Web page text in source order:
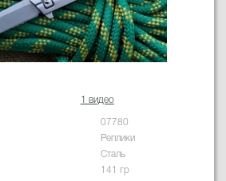
1 видео
07780
Реплики
Сталь
141 гр